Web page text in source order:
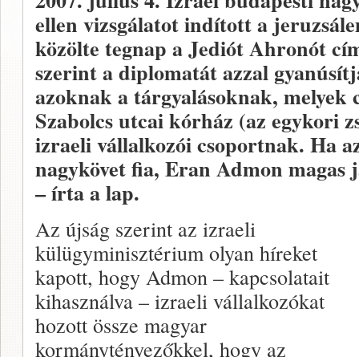
ellen vizsgálatot indított a
közölte tegnap a Jediót Ahronót
szerint a diplomatát azzal
azoknak a tárgyalásoknak, melyek
Szabolcs ­utcai kórház (az egykori
izraeli vállalkozói csoportnak. Ha
nagykövet fia, Eran Admon
– írta a lap.
Az újság szerint az izraeli
külügyminisztérium olyan híreket
kapott, hogy Admon – kapcsolatait
kihasználva – izraeli vállalkozókat
hozott össze magyar
kormánytényezőkkel, hogy az